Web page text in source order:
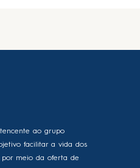
ao grupo
facilitar a vida dos
por meio da oferta de